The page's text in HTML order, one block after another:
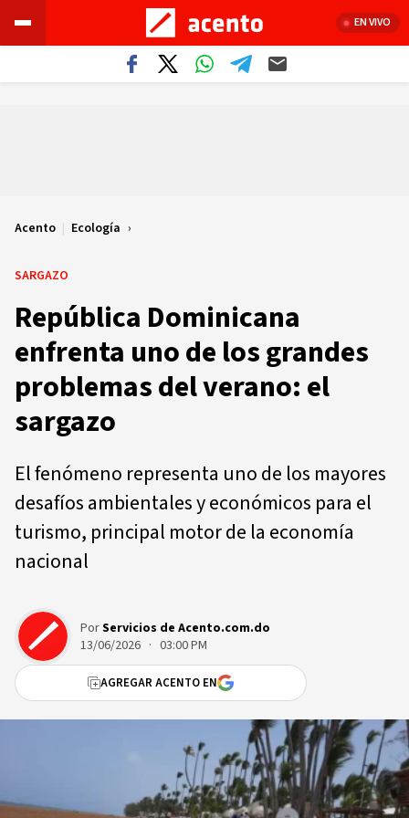
EN VIVO
Acento | Ecología
SARGAZO
República Dominicana
enfrenta uno de los grandes
problemas del verano: el
sargazo
El fenómeno representa uno de los mayores
desafíos ambientales y económicos para el
turismo, principal motor de la economía
nacional
PorServicios de Acento.com.do
13/06/2026 · 03:00 PM
AGREGAR ACENTO EN